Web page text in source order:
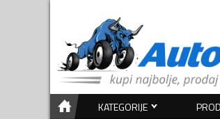
KATEGORIJE